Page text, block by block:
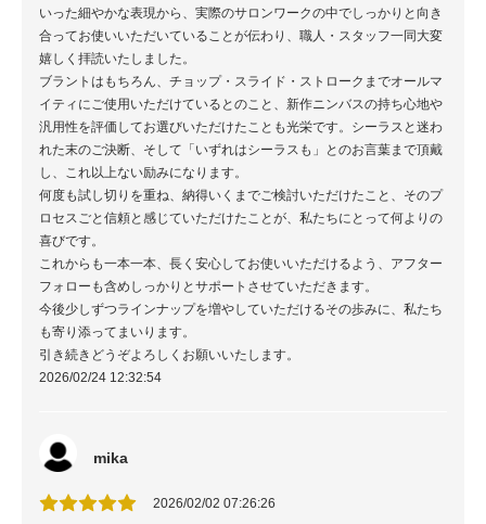
いった細やかな表現から、実際のサロンワークの中でしっかりと向き
合ってお使いいただいていることが伝わり、職人・スタッフ一同大変
嬉しく拝読いたしました。
ブラントはもちろん、チョップ・スライド・ストロークまでオールマ
イティにご使用いただけているとのこと、新作ニンバスの持ち心地や
汎用性を評価してお選びいただけたことも光栄です。シーラスと迷わ
れた末のご決断、そして「いずれはシーラスも」とのお言葉まで頂戴
し、これ以上ない励みになります。
何度も試し切りを重ね、納得いくまでご検討いただけたこと、そのプ
ロセスごと信頼と感じていただけたことが、私たちにとって何よりの
喜びです。
これからも一本一本、長く安心してお使いいただけるよう、アフター
フォローも含めしっかりとサポートさせていただきます。
今後少しずつラインナップを増やしていただけるその歩みに、私たち
も寄り添ってまいります。
引き続きどうぞよろしくお願いいたします。
2026/02/24 12:32:54
mika
2026/02/02 07:26:26